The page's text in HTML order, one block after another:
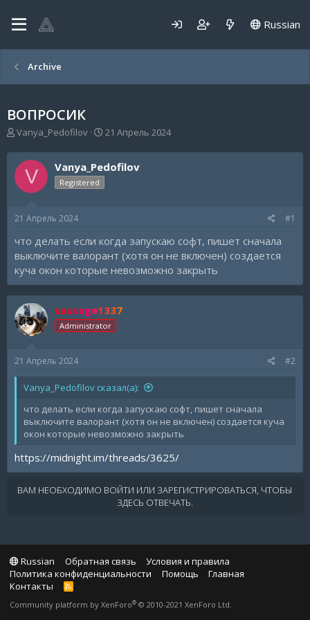
Russian
Archive
ВОПРОСИК
А
т
о
р
т
м
Vanya_Pedofilov
Д
т
а
а
21 Апрель 2024
V Vanya_Pedofilov
Registered
21 Апрель 2024 #1
что делать если когда запускаю софт, пишет сначала
выключите валорант (хотя он не включен) создается
куча окон которые невозможно закрыть
sausage1337
Administrator
21 Апрель 2024 #2
Vanya_Pedofilov сказал(а):
что делать если когда запускаю софт, пишет сначала
выключите валорант (хотя он не включен) создается куча
окон которые невозможно закрыть
https://midnight.im/threads/3625/
ВАМ НЕОБХОДИМО ВОЙТИ ИЛИ ЗАРЕГИСТРИРОВАТЬСЯ, ЧТОБЫ
ЗДЕСЬ ОТВЕЧАТЬ.
Russian Обратная связь
Условия и правила
Политика конфиденциальности
Помощь
Главная
Контакты
R
S
Community platform by XenForo® © 2010-2021 XenForo Ltd.